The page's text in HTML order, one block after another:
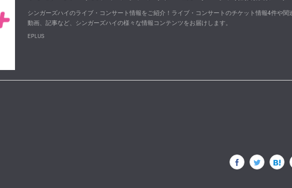
シンガーズハイのライブ・コンサート情報をご紹介！ライブ・コンサートのチケット情報4件や関
動画、記事など、シンガーズハイの様々な情報コンテンツをお届けします。
EPLUS